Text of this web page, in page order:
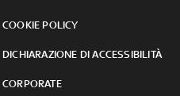
COOKIE POLICY
DICHIARAZIONE DI ACCESSIBILITÀ
CORPORATE